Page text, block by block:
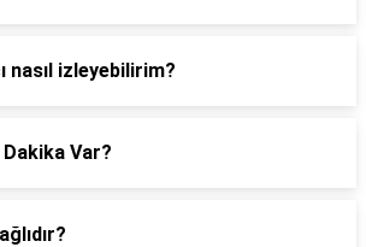
nasıl izleyebilirim?
Var?